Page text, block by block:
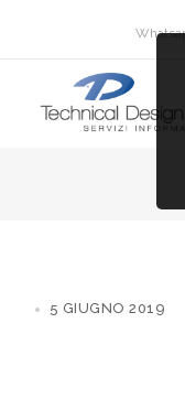
5 GIUGNO 2019